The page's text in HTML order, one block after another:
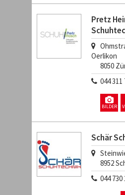
Pretz
Oerlikon
8050
044 311
BILDER
Schär
8952
044 730